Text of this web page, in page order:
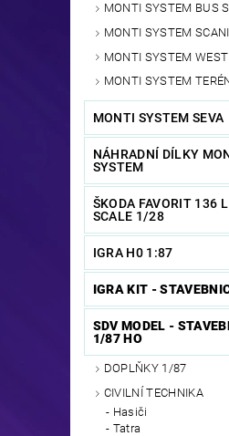
MONTI SYSTEM BUS
MONTI SYSTEM
MONTI SYSTEM
MONTI SYSTEM
MONTI SYSTEM SEVA
NÁHRADNÍ DÍLKY
SYSTEM
ŠKODA FAVORIT 136
SCALE 1/28
IGRA H0 1:87
IGRA KIT -
SDV MODEL -
1/87 HO
DOPLŇKY 1/87
CIVILNÍ TECHNIKA
Hasiči
Tatra